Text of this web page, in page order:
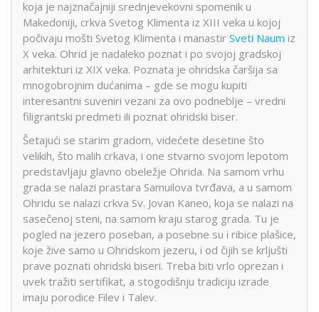
koja je najznačajniji srednjevekovni spomenik u
Makedoniji, crkva Svetog Klimenta iz XIII veka u kojoj
počivaju mošti Svetog Klimenta i manastir Sveti Naum iz
X veka. Ohrid je nadaleko poznat i po svojoj gradskoj
arhitekturi iz XIX veka. Poznata je ohridska čaršija sa
mnogobrojnim dućanima – gde se mogu kupiti
interesantni suveniri vezani za ovo podneblje – vredni
filigrantski predmeti ili poznat ohridski biser.
Šetajući se starim gradom, videćete desetine što
velikih, što malih crkava, i one stvarno svojom lepotom
predstavljaju glavno obeležje Ohrida. Na samom vrhu
grada se nalazi prastara Samuilova tvrđava, a u samom
Ohridu se nalazi crkva Sv. Jovan Kaneo, koja se nalazi na
sasečenoj steni, na samom kraju starog grada. Tu je
pogled na jezero poseban, a posebne su i ribice plašice,
koje žive samo u Ohridskom jezeru, i od čijih se krljušti
prave poznati ohridski biseri. Treba biti vrlo oprezan i
uvek tražiti sertifikat, a stogodišnju tradiciju izrade
imaju porodice Filev i Talev.